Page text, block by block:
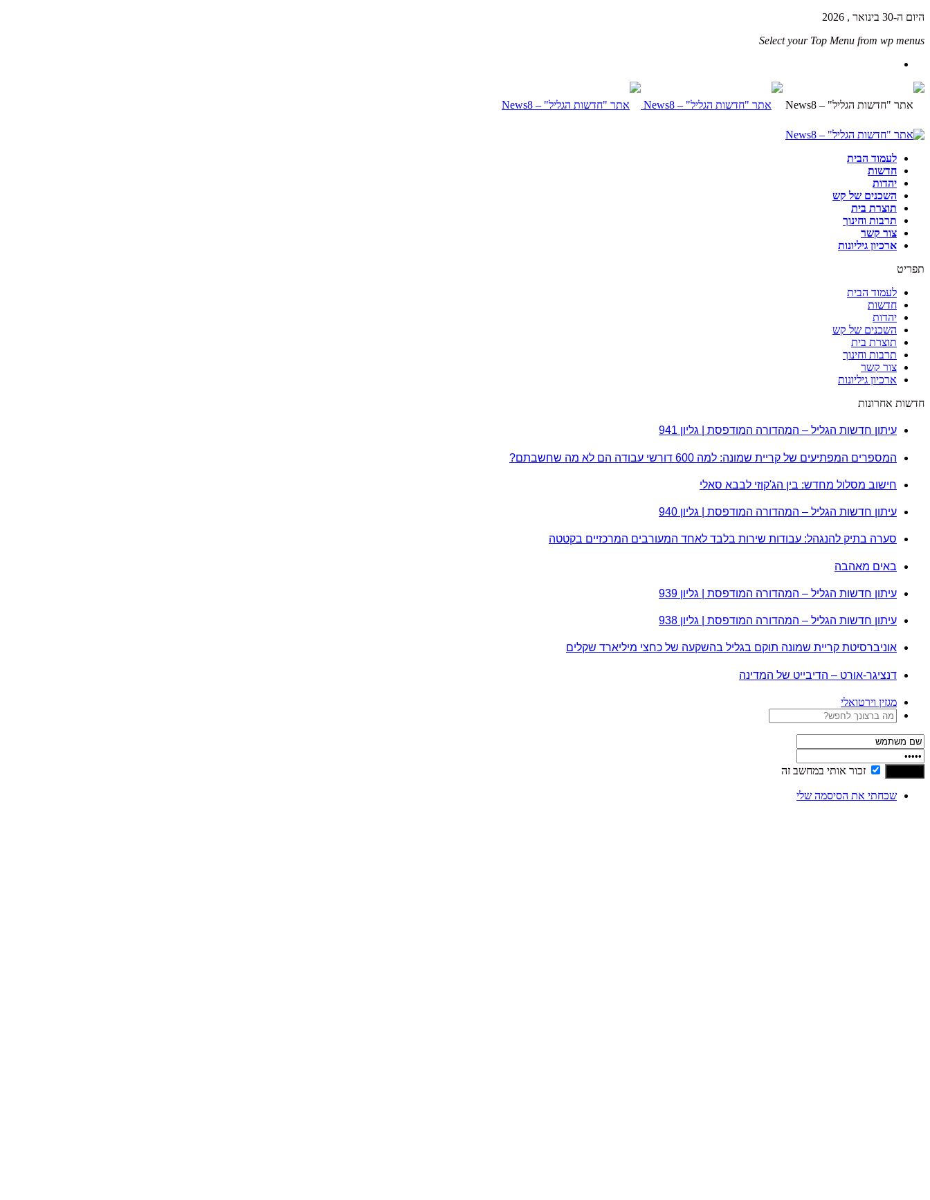
היום ה-30 בינואר , 2026
Select your Top Menu from wp menus
לעמוד הבית
חדשות
יהדות
השכנים של קש
תוצרת בית
תרבות וחינוך
צור קשר
ארכיון גיליונות
תפריט
לעמוד הבית
חדשות
יהדות
השכנים של קש
תוצרת בית
תרבות וחינוך
צור קשר
ארכיון גיליונות
חדשות אחרונות
עיתון חדשות הגליל – המהדורה המודפסת | גליון 941
המספרים המפתיעים של קריית שמונה: למה 600 דורשי עבודה הם לא מה שחשבתם?
חישוב מסלול מחדש: בין הג'קוזי לבבא סאלי
עיתון חדשות הגליל – המהדורה המודפסת | גליון 940
סערה בתיק להנגהל: עבודות שירות בלבד לאחד המעורבים המרכזיים בקטטה
באים מאהבה
עיתון חדשות הגליל – המהדורה המודפסת | גליון 939
עיתון חדשות הגליל – המהדורה המודפסת | גליון 938
אוניברסיטת קריית שמונה תוקם בגליל בהשקעה של כחצי מיליארד שקלים
דנציגר-אורט – הדיבייט של המדינה
מגזין וירטואלי
זכור אותי במחשב זה
שכחתי את הסיסמה שלי